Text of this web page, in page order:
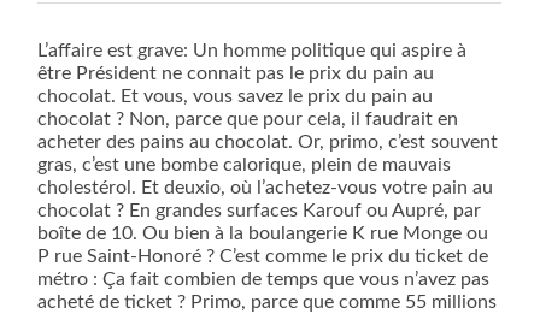
L’affaire est grave: Un homme politique qui aspire à
être Président ne connait pas le prix du pain au
chocolat. Et vous, vous savez le prix du pain au
chocolat ? Non, parce que pour cela, il faudrait en
acheter des pains au chocolat. Or, primo, c’est souvent
gras, c’est une bombe calorique, plein de mauvais
cholestérol. Et deuxio, où l’achetez-vous votre pain au
chocolat ? En grandes surfaces Karouf ou Aupré, par
boîte de 10. Ou bien à la boulangerie K rue Monge ou
P rue Saint-Honoré ? C’est comme le prix du ticket de
métro : Ça fait combien de temps que vous n’avez pas
acheté de ticket ? Primo, parce que comme 55 millions